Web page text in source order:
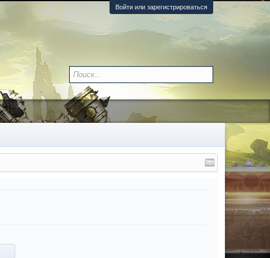
Войти или зарегистрироваться